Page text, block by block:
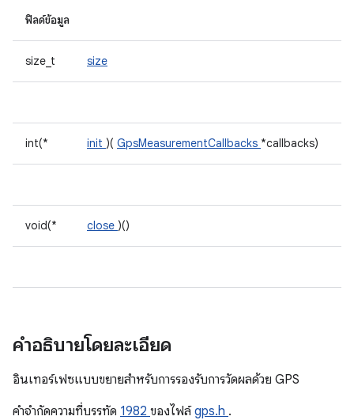
ฟิลด์ข้อมูล
size_t size
int(* init )( GpsMeasurementCallbacks *callbacks)
void(* close )()
คำอธิบายโดยละเอียด
อินเทอร์เฟซแบบขยายสำหรับการรองรับการวัดผลด้วย GPS
คําจํากัดความที่บรรทัด 1982 ของไฟล์gps.h .